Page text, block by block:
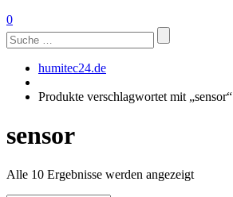
0
Suchen
nach:
humitec24.de
Produkte verschlagwortet mit „sensor“
sensor
Alle 10 Ergebnisse werden angezeigt